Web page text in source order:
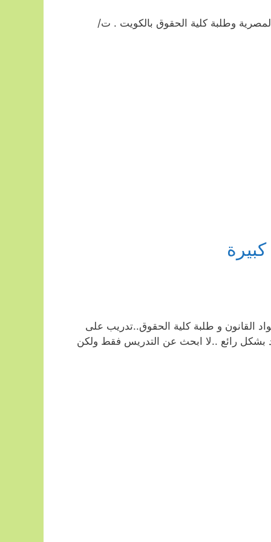
وطلبة كلية الحقوق بالكويت . ت/
القانون و طلبة كلية الحقوق..تدريب على
بشكل رائع ..لا ابحث عن التدريس فقط ولكن